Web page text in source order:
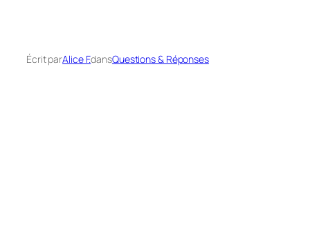
Écrit parAlice F.dansQuestions & Réponses